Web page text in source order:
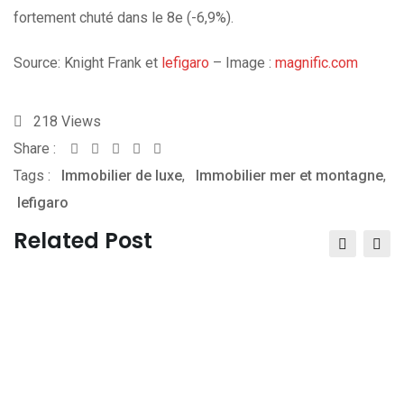
fortement chuté dans le 8e (-6,9%).
Source: Knight Frank et lefigaro – Image : magnific.com
218 Views
Share :
Whatsapp
Share
via
Tags : Immobilier de luxe, Immobilier mer et montagne,
lefigaro
Related Post